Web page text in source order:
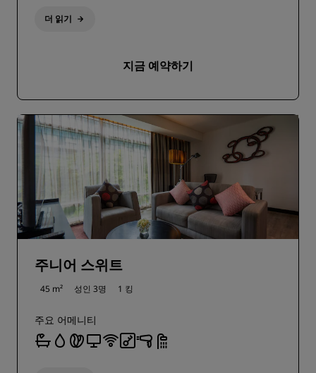
더 읽기
지금 예약하기
주니어 스위트
45 m² 성인 3명 1 킹
주요 어메니티